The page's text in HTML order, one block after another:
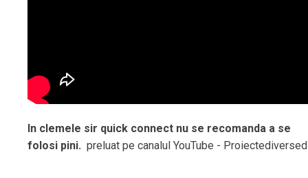
In clemele sir quick connect nu se recomanda a se
folosi pini. preluat pe canalul YouTube -